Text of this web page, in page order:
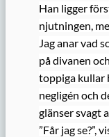
Han ligger
njutningen,
Jag anar vad
på divanen
toppiga kullar
negligén och
glänser svagt
”Får jag se?”,